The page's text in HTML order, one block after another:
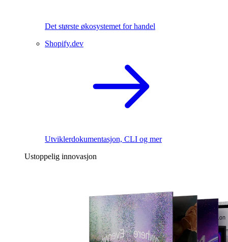
Det største økosystemet for handel
Shopify.dev
Utviklerdokumentasjon, CLI og mer
Ustoppelig innovasjon